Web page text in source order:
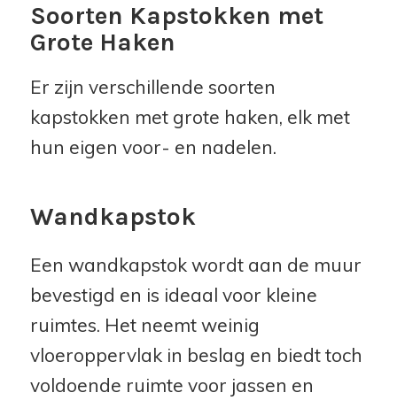
Soorten Kapstokken met
Grote Haken
Er zijn verschillende soorten
kapstokken met grote haken, elk met
hun eigen voor- en nadelen.
Wandkapstok
Een wandkapstok wordt aan de muur
bevestigd en is ideaal voor kleine
ruimtes. Het neemt weinig
vloeroppervlak in beslag en biedt toch
voldoende ruimte voor jassen en